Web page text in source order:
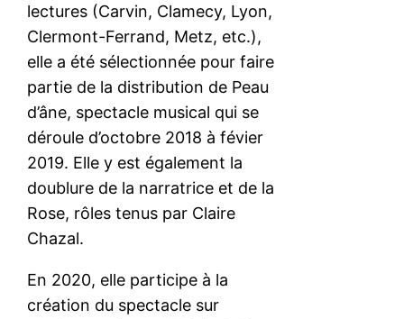
lectures (Carvin, Clamecy, Lyon,
Clermont-Ferrand, Metz, etc.),
elle a été sélectionnée pour faire
partie de la distribution de Peau
d’âne, spectacle musical qui se
déroule d’octobre 2018 à févier
2019. Elle y est également la
doublure de la narratrice et de la
Rose, rôles tenus par Claire
Chazal.
En 2020, elle participe à la
création du spectacle sur